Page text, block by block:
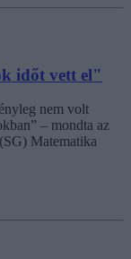
időt vett el"
nem volt
– mondta az
Matematika